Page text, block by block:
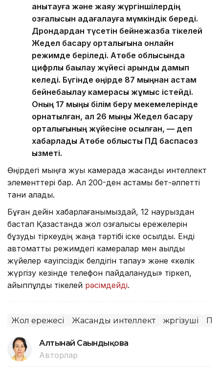
анықтауға және жаяу жүргіншілердің
қозғалысын қадағалауға мүмкіндік береді.
Дрондардан түсетін бейнежазба тікелей
Жедел басқару орталығына онлайн
режимде беріледі. Ақтөбе облысында
цифрлық бақылау жүйесі қарқынды дамып
келеді. Бүгінде өңірде 87 мыңнан астам
бейнебақылау камерасы жұмыс істейді.
Оның 17 мыңы білім беру мекемелерінде
орнатылған, ал 26 мыңы Жедел басқару
орталығының жүйесіне қосылған, — деп
хабарлады Ақтөбе облыстық ПД баспасөз
қызметі.
Өңірдегі мыңға жуық камерада жасанды интеллект
элементтері бар. Ал 200-ден астамы бет-әлпетті
тани алады.
Бұған дейін хабарлағанымыздай, 12 наурыздан
бастап Қазақстанда жол қозғалысы ережелерін
бұзуды тіркеудің жаңа тәртібі іске қосылды. Енді
автоматты режимдегі камералар мен ақылды
жүйелер «қауіпсіздік белдігін тақпау» және «көлік
жүргізу кезінде телефон пайдалануды» тіркеп,
айыппұлды тікелей рәсімдейді.
Жол ережесі Жасанды интеллект жүргізуші
Алтынай Сағындықова
Авторлар